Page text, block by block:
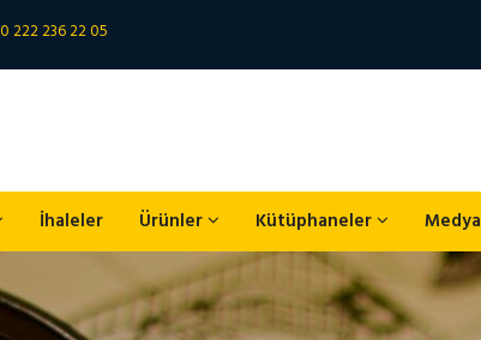
0 222 236 22 05
İhaleler Ürünler Kütüphaneler Medya